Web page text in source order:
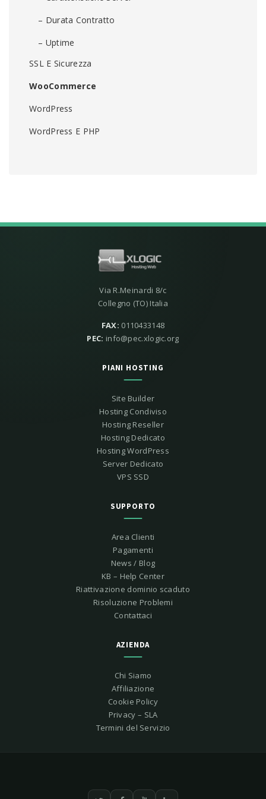
– Durata Contratto
– Uptime
SSL E Sicurezza
WooCommerce
WordPress
WordPress E PHP
Via R.Meinardi 8/c
Collegno (TO) Italia
FAX: 0110433148
PEC: info@pec.xlogic.org
PIANI HOSTING
Site Builder
Hosting Condiviso
Hosting Reseller
Hosting Dedicato
Hosting WordPress
Server Dedicato
VPS SSD
SUPPORTO
Area Clienti
Pagamenti
News / Blog
KB – Help Center
Riattivazione dominio scaduto
Risoluzione Problemi
Contattaci
AZIENDA
Chi Siamo
Affiliazione
Cookie Policy
Privacy – SLA
Termini del Servizio